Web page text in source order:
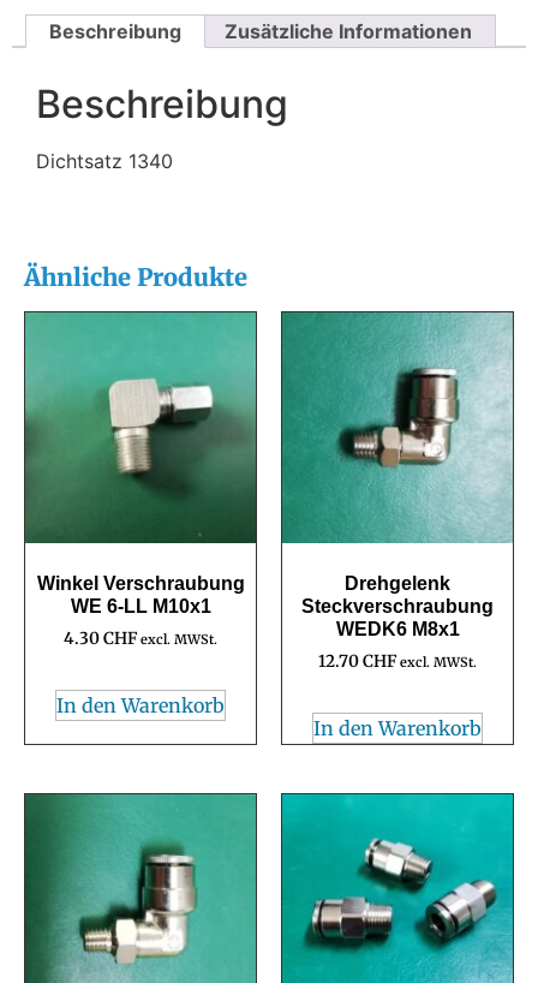
Beschreibung Zusätzliche Informationen
Beschreibung
Dichtsatz 1340
Ähnliche Produkte
Winkel Verschraubung
WE 6-LL M10x1
4.30CHF excl. MWSt.
In den Warenkorb
Drehgelenk
Steckverschraubung
WEDK6 M8x1
12.70CHF excl. MWSt.
In den Warenkorb